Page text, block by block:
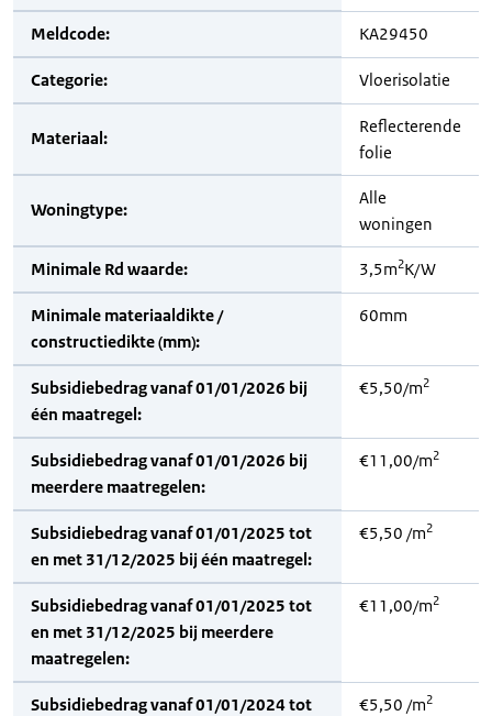
Meldcode: KA29450
Categorie: Vloerisolatie
Materiaal:
Reflecterende
folie
Woningtype:
Alle
woningen
Minimale Rd waarde: 3,5m2K/W
Minimale materiaaldikte /
constructiedikte (mm):
60mm
Subsidiebedrag vanaf 01/01/2026 bij
één maatregel:
€5,50/m2
Subsidiebedrag vanaf 01/01/2026 bij
meerdere maatregelen:
€11,00/m2
Subsidiebedrag vanaf 01/01/2025 tot
en met 31/12/2025 bij één maatregel:
€5,50 /m2
Subsidiebedrag vanaf 01/01/2025 tot
en met 31/12/2025 bij meerdere
maatregelen:
€11,00/m2
Subsidiebedrag vanaf 01/01/2024 tot
€5,50 /m2